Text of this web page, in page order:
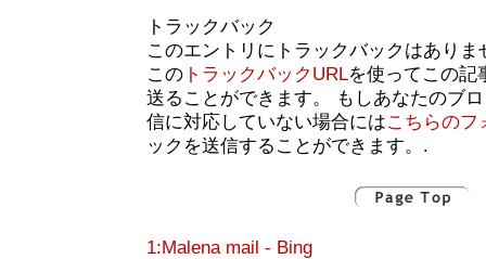
トラックバック
このエントリにトラックバックはありま
この トラックバックURLを使ってこの記
送ることができます。 もしあなたのブ
信に対応していない場合にはこちらのフ
ックを送信することができます。.
1:Malena mail - Bing